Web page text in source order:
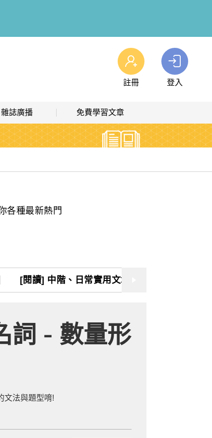
註冊 登入
雜誌廣播
習計畫表
英語廣播
免費學習文章
熱門文章主題
文章分類
TOEIC 多益 750 輕鬆過
職場·商務應用
購物車0商品
各種最新熱門
[閱讀] 中階、日常實用文章
詞 - 數量形
文法與題型唷!